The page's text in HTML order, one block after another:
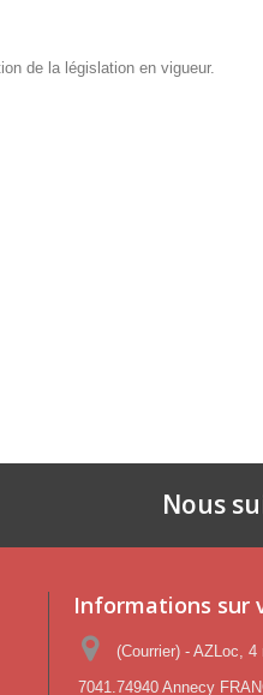
de la législation en vigueur.
Nous
Informations sur
(Courrier) - AZLoc,
7041.74940 Annecy